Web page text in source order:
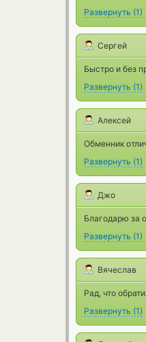
Развернуть (1)
Сергей
Быстро и без
Развернуть (1)
Алексей
Обменник
Развернуть (1)
Джо
Благодарю за
Развернуть (1)
Вячеслав
Рад, что
Развернуть (1)